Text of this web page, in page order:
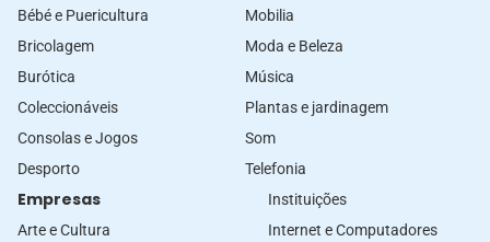
Bébé e Puericultura
Bricolagem
Burótica
Coleccionáveis
Consolas e Jogos
Desporto
Mobilia
Moda e Beleza
Música
Plantas e jardinagem
Som
Telefonia
Empresas
Arte e Cultura
Instituições
Internet e Computadores